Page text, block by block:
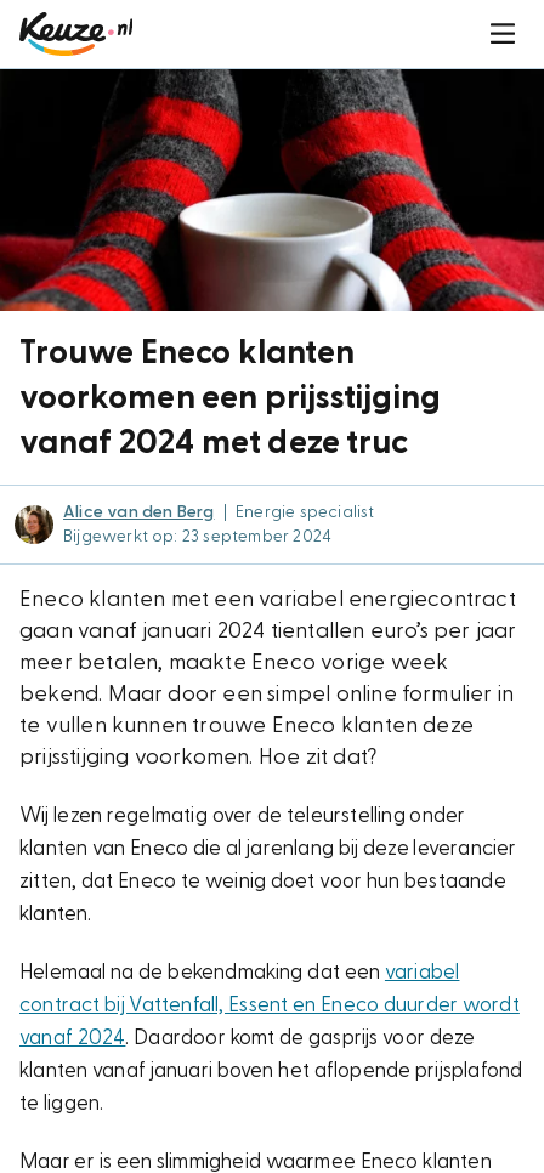
Trouwe Eneco klanten
voorkomen een prijsstijging
vanaf 2024 met deze truc
Alice van den Berg
Energie specialist
Bijgewerkt op: 23 september 2024
Eneco klanten met een variabel energiecontract
gaan vanaf januari 2024 tientallen euro’s per jaar
meer betalen, maakte Eneco vorige week
bekend. Maar door een simpel online formulier in
te vullen kunnen trouwe Eneco klanten deze
prijsstijging voorkomen. Hoe zit dat?
Wij lezen regelmatig over de teleurstelling onder
klanten van Eneco die al jarenlang bij deze leverancier
zitten, dat Eneco te weinig doet voor hun bestaande
klanten.
Helemaal na de bekendmaking dat een variabel
contract bij Vattenfall, Essent en Eneco duurder wordt
vanaf 2024. Daardoor komt de gasprijs voor deze
klanten vanaf januari boven het aflopende prijsplafond
te liggen.
Maar er is een slimmigheid waarmee Eneco klanten